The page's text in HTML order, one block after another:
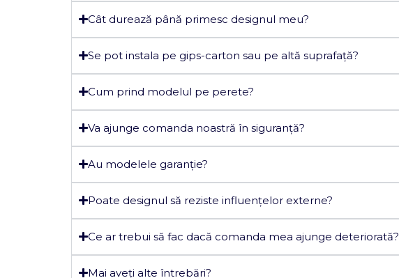
Cât durează până primesc designul meu?
Se pot instala pe gips-carton sau pe altă suprafață?
Cum prind modelul pe perete?
Va ajunge comanda noastră în siguranță?
Au modelele garanție?
Poate designul să reziste influențelor externe?
Ce ar trebui să fac dacă comanda mea ajunge deteriorată?
Mai aveți alte întrebări?